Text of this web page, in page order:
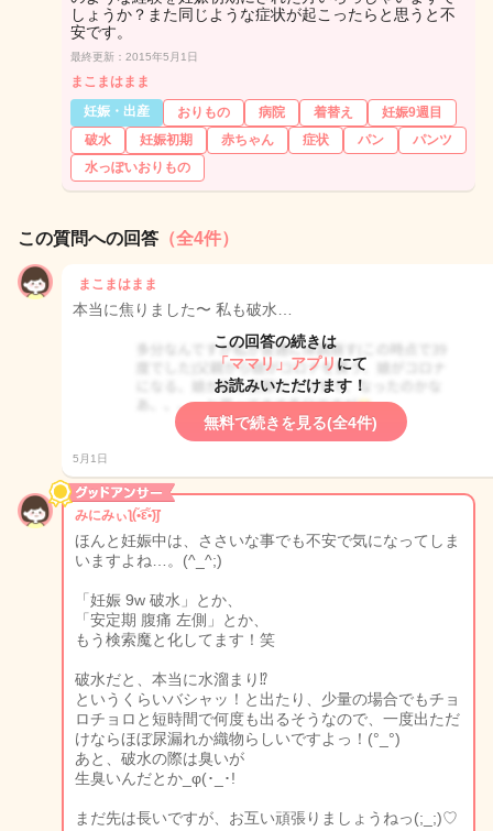
しょうか？また同じような症状が起こったらと思うと不
安です。
最終更新：2015年5月1日
まこまはまま
妊娠・出産
おりもの 病院 着替え
妊娠9週目
破水
妊娠初期 赤ちゃん 症状 パン
パンツ
水っぽいおりもの
この質問への回答 （全4件）
まこまはまま
本当に焦りました〜 私も破水…
この回答の続きは
「ママリ」アプリ にて
お読みいただけます！
無料で続きを見る(全4件)
5月1日
みにみぃƪ(•̃͡ε•̃͡)∫
ほんと妊娠中は、ささいな事でも不安で気になってしま
いますよね…。(^_^;)
「妊娠 9w 破水」とか、
「安定期 腹痛 左側」とか、
もう検索魔と化してます！笑
破水だと、本当に水溜まり⁉︎
というくらいバシャッ！と出たり、少量の場合でもチョ
ロチョロと短時間で何度も出るそうなので、一度出ただ
けならほぼ尿漏れか織物らしいですよっ！(°_°)
あと、破水の際は臭いが
生臭いんだとか_φ(･_･!
まだ先は長いですが、お互い頑張りましょうねっ(;_;)♡